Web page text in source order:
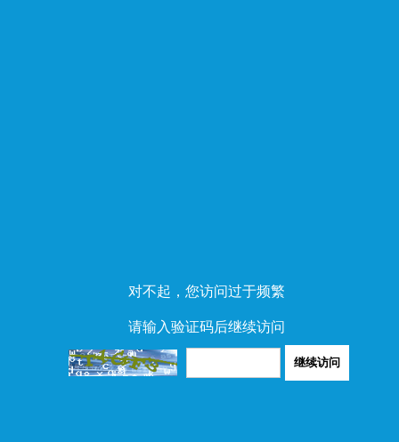
对不起，您访问过于频繁
请输入验证码后继续访问
继续访问